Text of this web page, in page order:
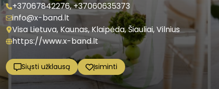
+37067842276,+37060635373
info@x-band.lt
Visa Lietuva, Kaunas, Klaipėda, Šiauliai, Vilnius
https://www.x-band.lt
Siųsti užklausą Įsiminti